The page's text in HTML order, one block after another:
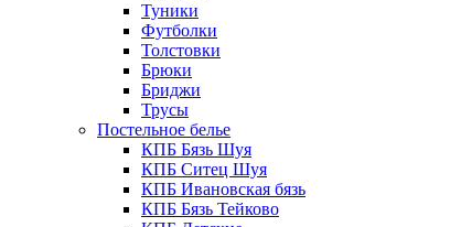
Туники
Футболки
Толстовки
Брюки
Бриджи
Трусы
Постельное белье
КПБ Бязь Шуя
КПБ Ситец Шуя
КПБ Ивановская бязь
КПБ Бязь Тейково